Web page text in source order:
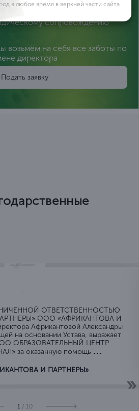
Иликеева
сопровождению
возьмём на себя все заботы по
директора
Подать заявку
ОТВЕТСТВЕННОСТЬЮ
ООО «АФРИКАНТОВА И
Африкантовой Александры
на основании Устава, выражает
ОБРАЗОВАТЕЛЬНЫЙ ЦЕНТР
за оказанную помощь ...
И ПАРТНЕРЫ»
1 / 10
в любое время в верхней части сайта